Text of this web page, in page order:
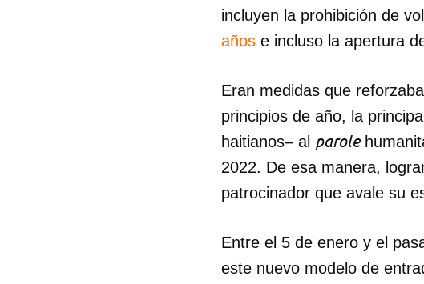
Para poder
cuenta de
incluyen la prohibición de
años e incluso la apertura
Eran medidas que
principios de año, la
haitianos– al parole
2022. De esa manera,
patrocinador que avale su
Entre el 5 de enero y el
este nuevo modelo de